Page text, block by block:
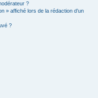
?
» affiché lors de la rédaction d’un
?